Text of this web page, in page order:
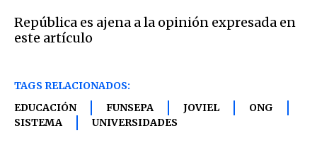
República es ajena a la opinión expresada en
este artículo
TAGS RELACIONADOS:
EDUCACIÓN
FUNSEPA JOVIEL
ONG
SISTEMA
UNIVERSIDADES